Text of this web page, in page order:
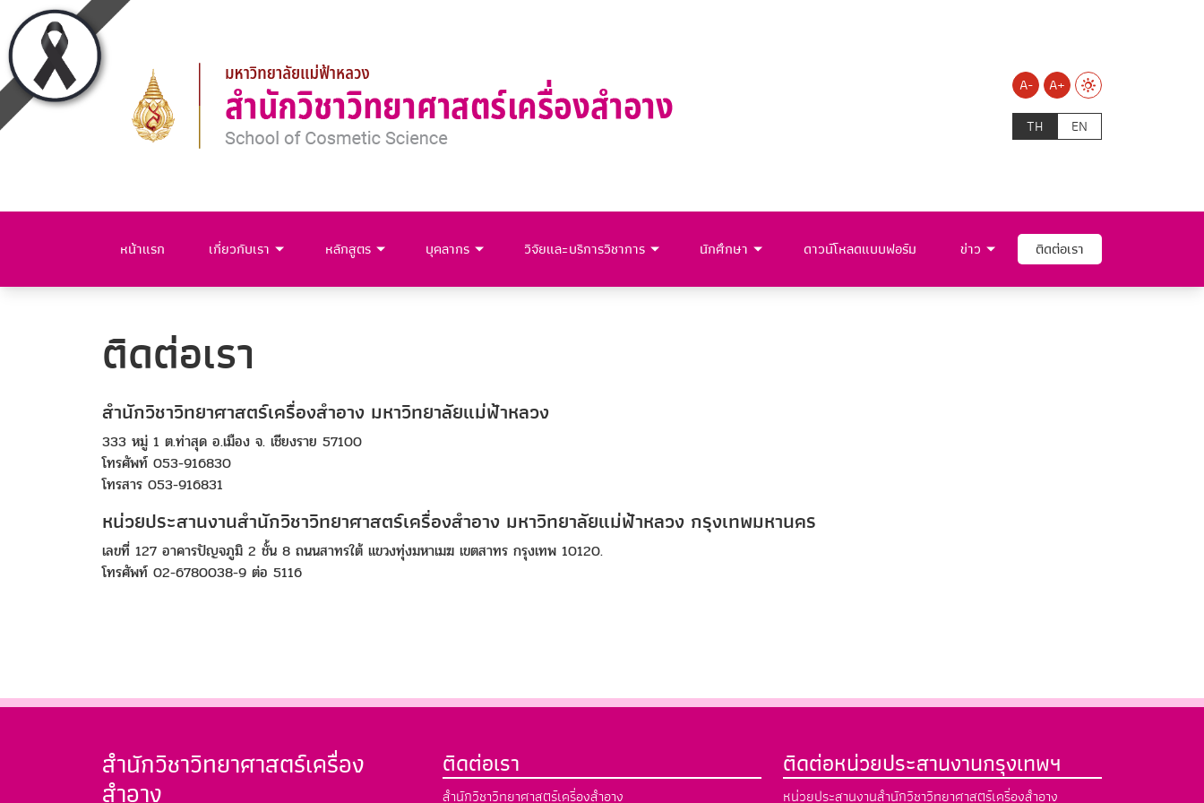
A-
A+
TH
EN
หน้าแรก เกี่ยวกับเรา หลักสูตร บุคลากร วิจัยและบริการวิชาการ นักศึกษา ดาวน์โหลดแบบฟอร์ม ข่าว ติดต่อเรา
ติดต่อเรา
สำนักวิชาวิทยาศาสตร์เครื่องสำอาง มหาวิทยาลัยแม่ฟ้าหลวง
333 หมู่ 1 ต.ท่าสุด อ.เมือง จ. เชียงราย 57100
โทรศัพท์ 053-916830
โทรสาร 053-916831
หน่วยประสานงานสำนักวิชาวิทยาศาสตร์เครื่องสำอาง มหาวิทยาลัยแม่ฟ้าหลวง กรุงเทพมหานคร
เลขที่ 127 อาคารปัญจภูมิ 2 ชั้น 8 ถนนสาทรใต้ แขวงทุ่งมหาเมฆ เขตสาทร กรุงเทพ 10120.
โทรศัพท์ 02-6780038-9 ต่อ 5116
สำนักวิชาวิทยาศาสตร์เครื่อง
สำอาง
ติดต่อเรา
สำนักวิชาวิทยาศาสตร์เครื่องสำอาง
ติดต่อหน่วยประสานงานกรุงเทพฯ
หน่วยประสานงานสำนักวิชาวิทยาศาสตร์เครื่องสำอาง